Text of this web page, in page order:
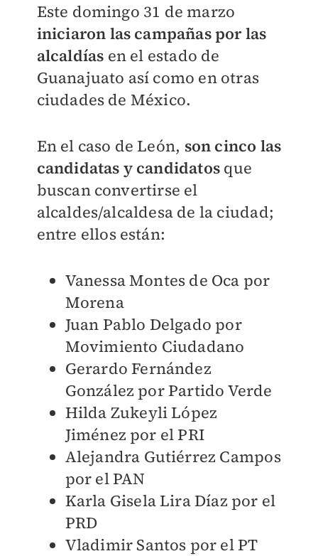
Este domingo 31 de marzo
iniciaron las campañas por las
alcaldías en el estado de
Guanajuato así como en otras
ciudades de México.
En el caso de León, son cinco las
candidatas y candidatos que
buscan convertirse el
alcaldes/alcaldesa de la ciudad;
entre ellos están:
Vanessa Montes de Oca por
Morena
Juan Pablo Delgado por
Movimiento Ciudadano
Gerardo Fernández
González por Partido Verde
Hilda Zukeyli López
Jiménez por el PRI
Alejandra Gutiérrez Campos
por el PAN
Karla Gisela Lira Díaz por el
PRD
Vladimir Santos por el PT